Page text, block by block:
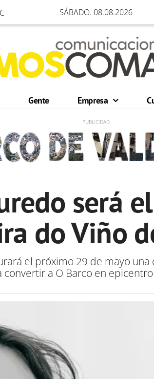
SÁBADO. 08.08.2026
Gente Empresa
será
do Viño
el próximo 29 de mayo
convertir a O Barco en